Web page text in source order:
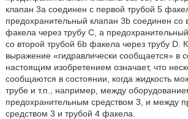
клапан 3а соединен с первой трубой 5
предохранительный клапан 3b соединен со
факела через трубу С, а
со второй трубой 6b факела через трубу D.
выражение «гидравлически сообщается» в
настоящим изобретением означает, что
сообщаются в состоянии, когда жидкость
трубе и т.п., например, между
предохранительным средством 3, и между
средством 3 и трубой 4 факела.